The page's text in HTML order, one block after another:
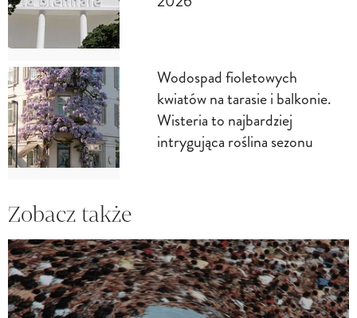
Wodospad fioletowych
kwiatów na tarasie i balkonie.
Wisteria to najbardziej
intrygująca roślina sezonu
Zobacz także